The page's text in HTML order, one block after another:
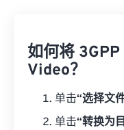
如何将
Video？
单击“选择文
单击“转换为